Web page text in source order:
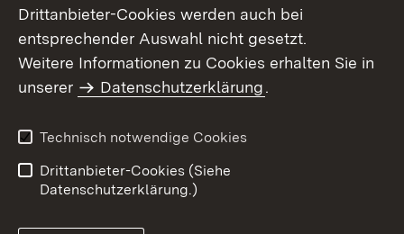
Benutzungshinweise
Erklärung zur
Drittanbieter-Cookies werden auch bei
entsprechender Auswahl nicht gesetzt.
Weitere Informationen zu Cookies erhalten Sie in
unserer
Datenschutzerklärung.
Technisch notwendige Cookies
Drittanbieter-Cookies (Siehe
Datenschutzerklärung.)